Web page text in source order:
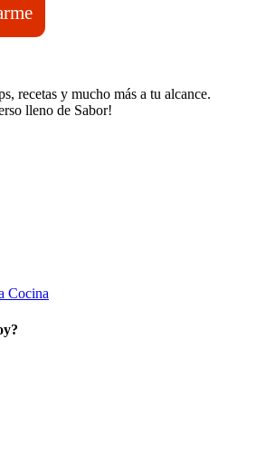
recetas y mucho más a tu alcance.
lleno de Sabor!
Cocina